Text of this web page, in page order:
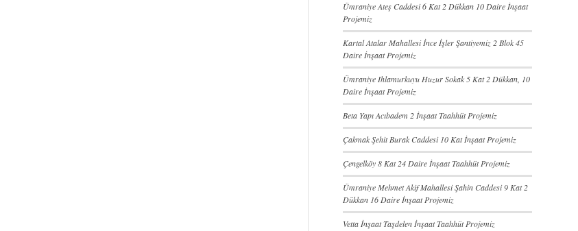
Ümraniye Ateş Caddesi 6 Kat 2 Dükkan 10 Daire İnşaat
Projemiz
Kartal Atalar Mahallesi İnce İşler Şantiyemiz 2 Blok 45
Daire İnşaat Projemiz
Ümraniye Ihlamurkuyu Huzur Sokak 5 Kat 2 Dükkan, 10
Daire İnşaat Projemiz
Beta Yapı Acıbadem 2 İnşaat Taahhüt Projemiz
Çakmak Şehit Burak Caddesi 10 Kat İnşaat Projemiz
Çengelköy 8 Kat 24 Daire İnşaat Taahhüt Projemiz
Ümraniye Mehmet Akif Mahallesi Şahin Caddesi 9 Kat 2
Dükkan 16 Daire İnşaat Projemiz
Vetta İnşaat Taşdelen İnşaat Taahhüt Projemiz